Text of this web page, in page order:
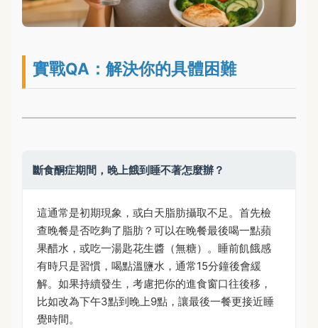
實戰QA：解決你的具體困難
斷食酮症期間，晚上餓到睡不著怎麼辦？
這通常是初期現象，或白天脂肪攝取不足。首先檢
查晚餐是否吃夠了脂肪？可以在晚餐最後喝一點蘋
果醋水，或吃一湯匙花生醬（無糖）。睡前飢餓感
有時只是習慣，喝點溫鹽水，通常15分鐘後會緩
解。如果持續發生，考慮把你的進食窗口往後移，
比如改為下午3點到晚上9點，讓最後一餐更接近睡
覺時間。